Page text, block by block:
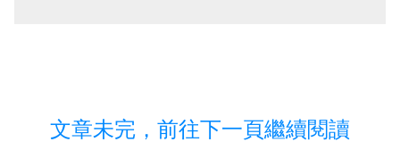
文章未完，前往下一頁繼續閱讀